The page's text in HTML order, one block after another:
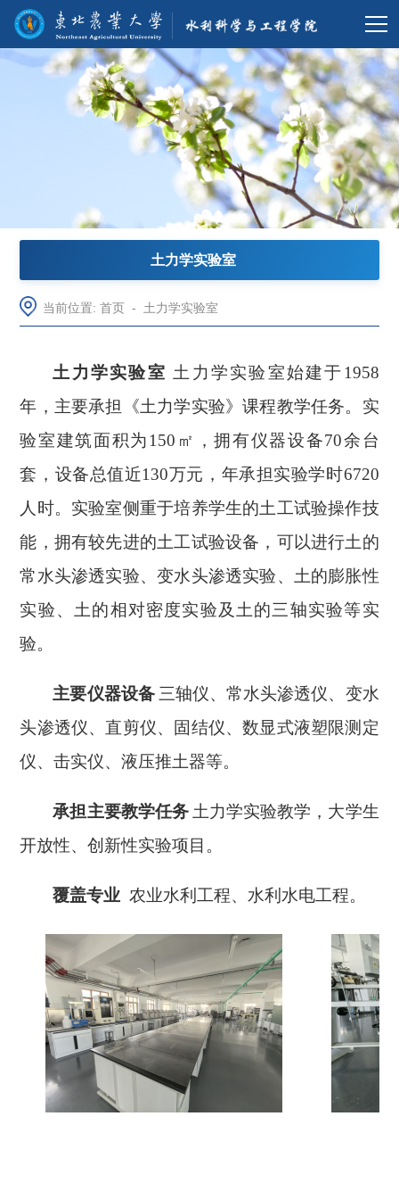
土力学实验室
当前位置:首页 - 土力学实验室
土力学实验室 土力学实验室始建于1958
年，主要承担《土力学实验》课程教学任务。实
验室建筑面积为150㎡，拥有仪器设备70余台
套，设备总值近130万元，年承担实验学时6720
人时。实验室侧重于培养学生的土工试验操作技
能，拥有较先进的土工试验设备，可以进行土的
常水头渗透实验、变水头渗透实验、土的膨胀性
实验、土的相对密度实验及土的三轴实验等实
验。
主要仪器设备 三轴仪、常水头渗透仪、变水
头渗透仪、直剪仪、固结仪、数显式液塑限测定
仪、击实仪、液压推土器等。
承担主要教学任务 土力学实验教学，大学生
开放性、创新性实验项目。
覆盖专业农业水利工程、水利水电工程。